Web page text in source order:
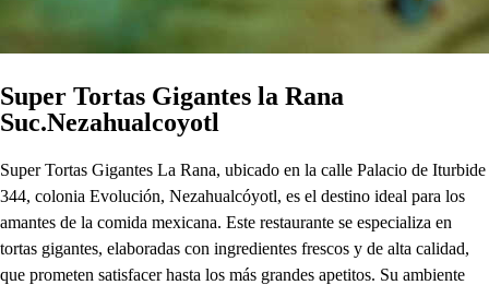
Super Tortas Gigantes la Rana
Suc.Nezahualcoyotl
Super Tortas Gigantes La Rana, ubicado en la calle Palacio de Iturbide
344, colonia Evolución, Nezahualcóyotl, es el destino ideal para los
amantes de la comida mexicana. Este restaurante se especializa en
tortas gigantes, elaboradas con ingredientes frescos y de alta calidad,
que prometen satisfacer hasta los más grandes apetitos. Su ambiente